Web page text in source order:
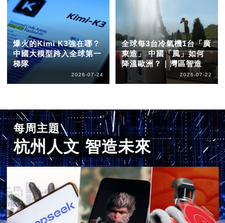
爆火的Kimi K3強在哪？
中國大模型跨入全球第一
梯隊
2026-07-24
全球每3台冷氣機1台「廣
東造」 中國「風」如何
降溫歐洲？｜灣區智造
2026-07-22
每周主題
杭州人文 智造未來